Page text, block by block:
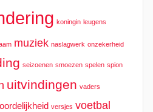
koningin leugens
muziek naslagwerk onzekerheid
seizoenen smoezen spelen spion
uitvindingen vaders
versjes voetbal